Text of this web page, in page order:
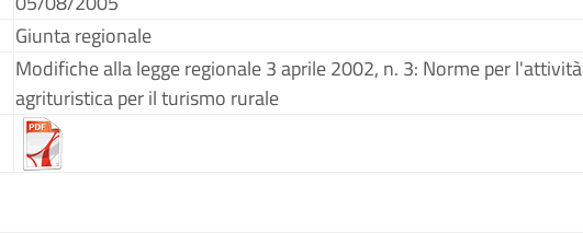
Giunta regionale
Modifiche alla legge regionale 3 aprile 2002, n. 3: Norme per l'attività
agrituristica per il turismo rurale